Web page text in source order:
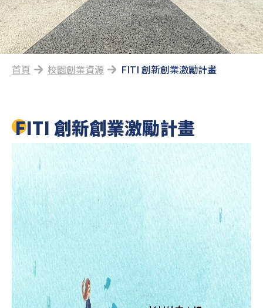
首頁 校園創業資源 FITI 創新創業激勵計畫
FITI 創新創業激勵計畫